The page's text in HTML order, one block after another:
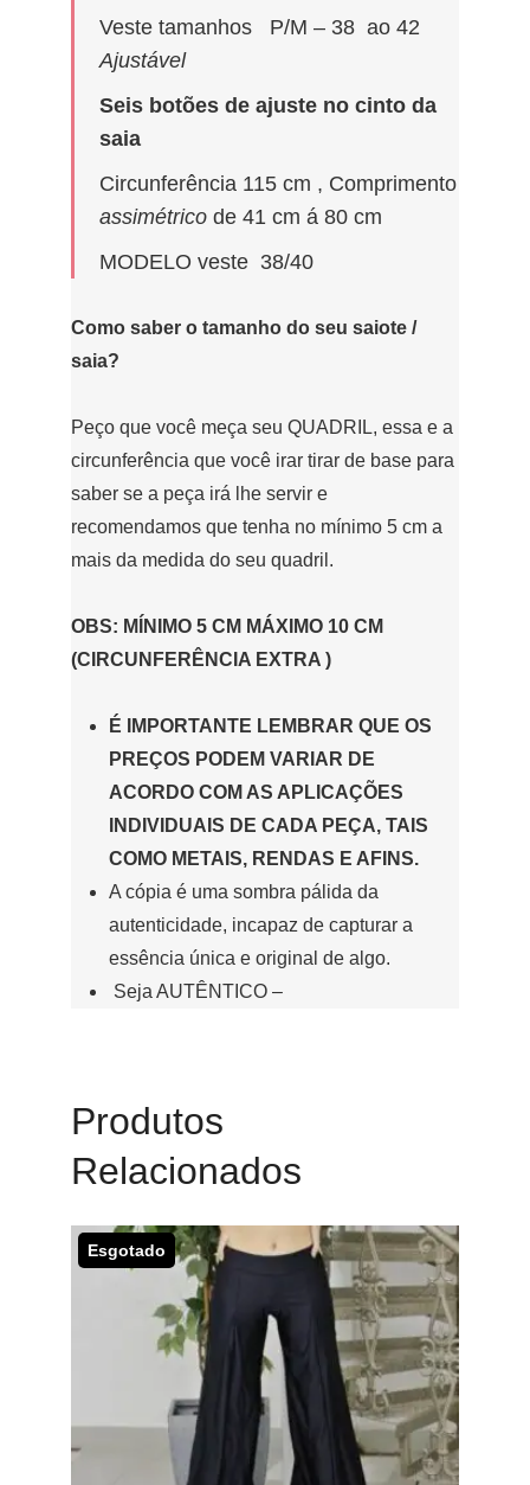
Veste tamanhos P/M – 38 ao 42
Ajustável
Seis botões de ajuste no cinto da
saia
Circunferência 115 cm , Comprimento
assimétrico de 41 cm á 80 cm
MODELO veste 38/40
Como saber o tamanho do seu saiote /
saia?
Peço que você meça seu QUADRIL, essa e a
circunferência que você irar tirar de base para
saber se a peça irá lhe servir e
recomendamos que tenha no mínimo 5 cm a
mais da medida do seu quadril.
OBS: MÍNIMO 5 CM MÁXIMO 10 CM
(CIRCUNFERÊNCIA EXTRA )
É IMPORTANTE LEMBRAR QUE OS
PREÇOS PODEM VARIAR DE
ACORDO COM AS APLICAÇÕES
INDIVIDUAIS DE CADA PEÇA, TAIS
COMO METAIS, RENDAS E AFINS.
A cópia é uma sombra pálida da
autenticidade, incapaz de capturar a
essência única e original de algo.
Seja AUTÊNTICO –
Produtos
Relacionados
Esgotado